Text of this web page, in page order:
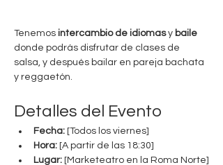
Tenemos intercambio de idiomas y baile
donde podrás disfrutar de clases de
salsa, y después bailar en pareja bachata
y reggaetón.
Detalles del Evento
Fecha: [Todos los viernes]
Hora: [A partir de las 18:30]
Lugar: [Marketeatro en la Roma Norte]